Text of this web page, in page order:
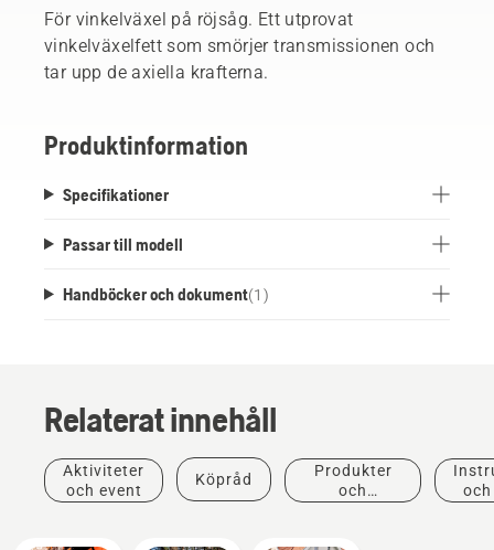
För vinkelväxel på röjsåg. Ett utprovat
vinkelväxelfett som smörjer transmissionen och
tar upp de axiella krafterna.
Produktinformation
Specifikationer
Passar till modell
Handböcker och dokument(1 )
Relaterat innehåll
Aktiviteter
och event
Köpråd
Produkter
och